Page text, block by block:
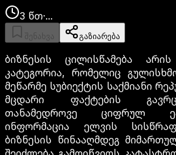
3 წთ·...
შენახვა გაზიარება
ბიზნესის ცილისწამება
კატეგორია, რომელიც
მეწარმე სუბიექტის საქმიანი
მცდარი ფაქტების
თანამედროვე ციფრულ
ინფორმაცია ელვის
ბიზნესის წინააღმდეგ